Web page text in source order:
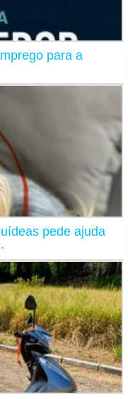
para a
pede ajuda